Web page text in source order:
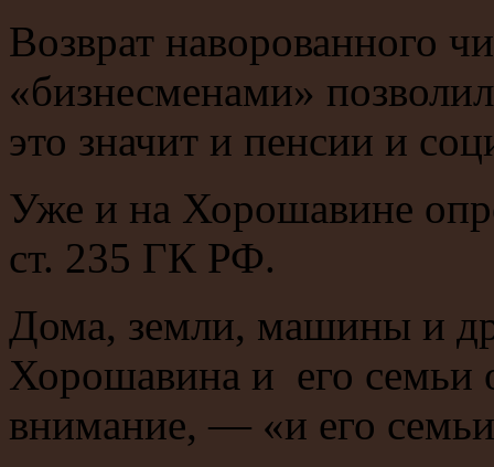
Возврат наворованного
«бизнесменами»
это значит и пенсии и
Уже и на Хорошавине
ст. 235 ГК РФ.
Дома, земли, машины и
Хорошавина и его семьи
внимание, — «и его